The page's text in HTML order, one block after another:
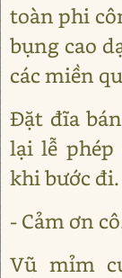
toàn phi
bụng cao
các miền
Đặt đĩa
lại lễ phép
khi bước đi.
- Cảm ơn
Vũ mỉm